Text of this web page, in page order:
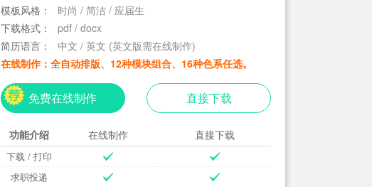
模板风格：
时尚 / 简洁 / 应届生
下载格式：
pdf / docx
简历语言：
中文 / 英文 (英文版需在线制作)
在线制作：全自动排版、12种模块组合、16种色系任选。
免费在线制作 直接下载
功能介绍 在线制作 直接下载
下载 / 打印
求职投递